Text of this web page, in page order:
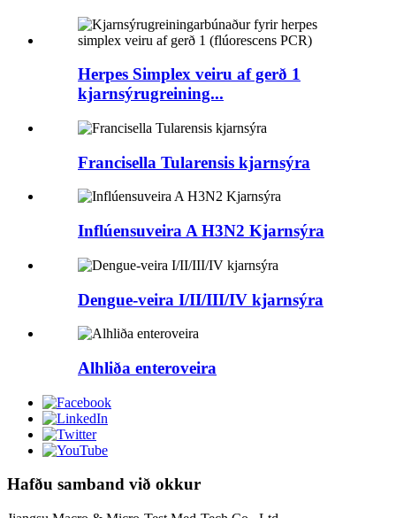
Herpes Simplex veiru af gerð 1
kjarnsýrugreining...
Francisella Tularensis kjarnsýra
Inflúensuveira A H3N2 Kjarnsýra
Dengue-veira I/II/III/IV kjarnsýra
Alhliða enteroveira
Hafðu samband við okkur